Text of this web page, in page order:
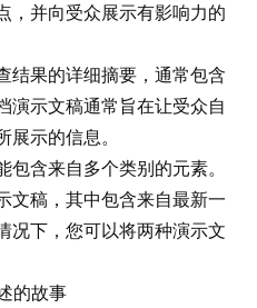
，并向受众展示有影响力的
结果的详细摘要，通常包含
演示文稿通常旨在让受众自
示的信息。
含来自多个类别的元素。
文稿，其中包含来自最新一
况下，您可以将两种演示文
的故事